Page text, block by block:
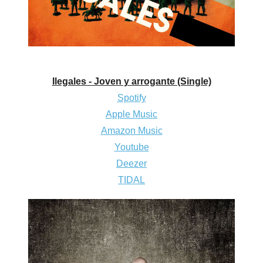
Ilegales - Joven y arrogante (Single)
Spotify
Apple Music
Amazon Music
Youtube
Deezer
TIDAL